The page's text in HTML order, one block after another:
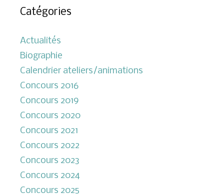
Catégories
Actualités
Biographie
Calendrier ateliers/animations
Concours 2016
Concours 2019
Concours 2020
Concours 2021
Concours 2022
Concours 2023
Concours 2024
Concours 2025